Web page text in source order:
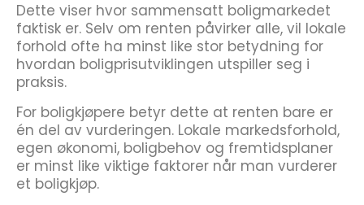
Dette viser hvor sammensatt boligmarkedet
faktisk er. Selv om renten påvirker alle, vil lokale
forhold ofte ha minst like stor betydning for
hvordan boligprisutviklingen utspiller seg i
praksis.
For boligkjøpere betyr dette at renten bare er
én del av vurderingen. Lokale markedsforhold,
egen økonomi, boligbehov og fremtidsplaner
er minst like viktige faktorer når man vurderer
et boligkjøp.